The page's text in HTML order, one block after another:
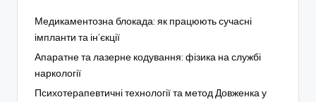
Медикаментозна блокада: як працюють сучасні
імпланти та ін’єкції
Апаратне та лазерне кодування: фізика на службі
наркології
Психотерапевтичні технології та метод Довженка у